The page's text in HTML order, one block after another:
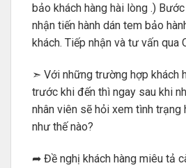
bảo khách hàng hài lòng .)
nhận tiến hành dán tem bảo
khách. Tiếp nhận và tư vấn qua
➣ Với những trường hợp khách
trước khi đến thì ngay sau khi
nhân viên sẽ hỏi xem tình trạng
như thế nào?
➦ Đề nghị khách hàng miêu tả